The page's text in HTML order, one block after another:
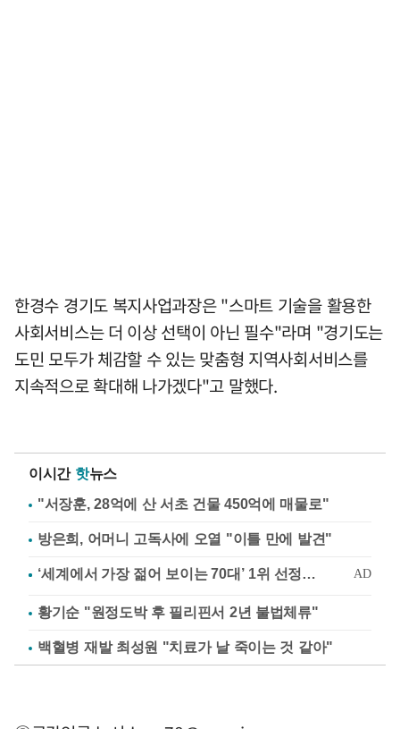
한경수 경기도 복지사업과장은 "스마트 기술을 활용한
사회서비스는 더 이상 선택이 아닌 필수"라며 "경기도는
도민 모두가 체감할 수 있는 맞춤형 지역사회서비스를
지속적으로 확대해 나가겠다"고 말했다.
이시간 핫뉴스
"서장훈, 28억에 산 서초 건물 450억에 매물로"
방은희, 어머니 고독사에 오열 "이틀 만에 발견"
황기순 "원정도박 후 필리핀서 2년 불법체류"
백혈병 재발 최성원 "치료가 날 죽이는 것 같아"